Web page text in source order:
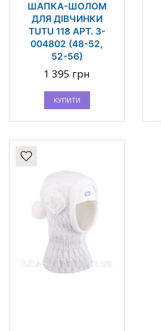
ШАПКА-ШОЛОМ
ДЛЯ ДІВЧИНКИ
TUTU 118 АРТ. 3-
004802 (48-52,
52-56)
1 395 грн
КУПИТИ